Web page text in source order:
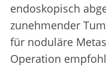
endoskopisch
zunehmender
für noduläre
Operation